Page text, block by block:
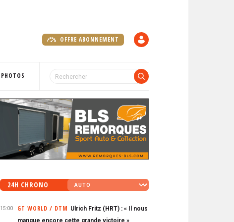
OFFRE ABONNEMENT
PHOTOS
24H CHRONO
15:00 GT WORLD / DTM Ulrich Fritz (HRT) : « Il nous
manque encore cette grande victoire »